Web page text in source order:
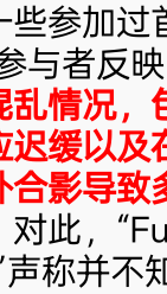
些参加过
与者反
乱情况，
迟缓以及
合影导致
对此，
声称并不